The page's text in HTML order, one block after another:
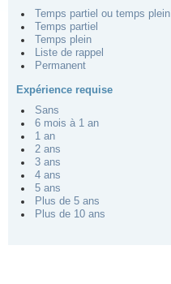
Temps partiel ou temps plein
Temps partiel
Temps plein
Liste de rappel
Permanent
Expérience requise
Sans
6 mois à 1 an
1 an
2 ans
3 ans
4 ans
5 ans
Plus de 5 ans
Plus de 10 ans